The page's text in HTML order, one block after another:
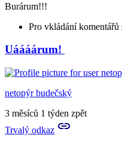
Burárum!!!
Pro vkládání komentářů
In
reply
to
Burárum?
by
neviathiel
Uáááárum!
netopýr budečský
3 měsíců 1 týden zpět
Trvalý odkaz